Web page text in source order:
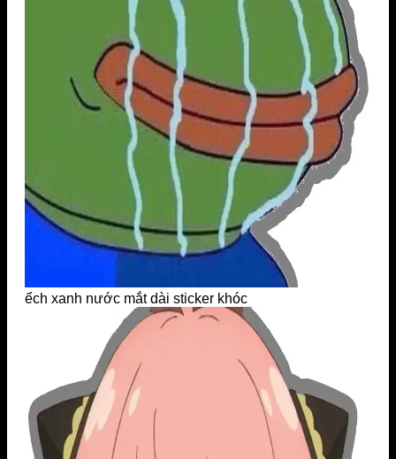
ếch xanh nước mắt dài sticker khóc